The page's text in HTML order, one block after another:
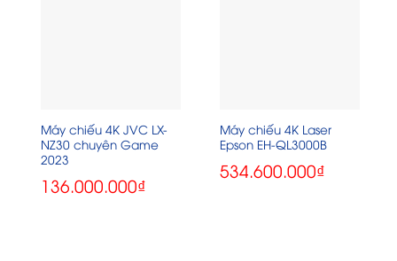
Máy chiếu 4K JVC LX-
NZ30 chuyên Game
2023
136.000.000₫
Máy chiếu 4K Laser
Epson EH-QL3000B
534.600.000₫